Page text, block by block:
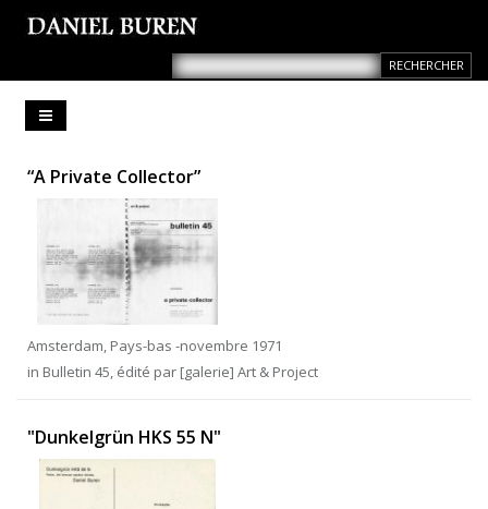
“A Private Collector”
Amsterdam, Pays-bas -novembre 1971
in Bulletin 45, édité par [galerie] Art & Project
"Dunkelgrün HKS 55 N"